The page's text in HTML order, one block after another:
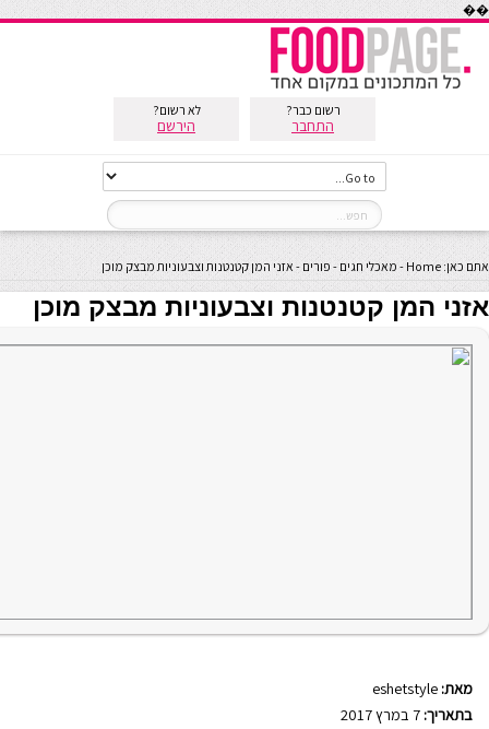
��
רשום כבר?
התחבר
לא רשום?
הירשם
אתם כאן: Home
- מאכלי חגים - פורים - אזני המן קטנטנות וצבעוניות מבצק מוכן
אזני המן קטנטנות וצבעוניות מבצק מוכן
מאת: eshetstyle
בתאריך: